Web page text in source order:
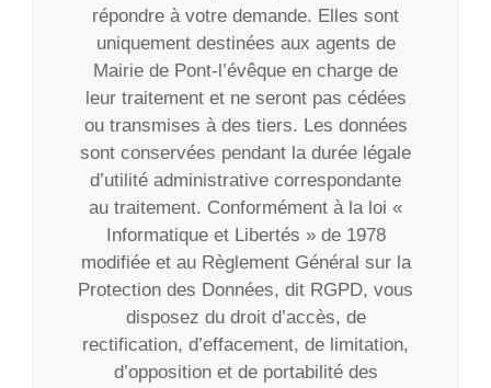
répondre à votre demande. Elles sont
uniquement destinées aux agents de
Mairie de Pont-l’évêque en charge de
leur traitement et ne seront pas cédées
ou transmises à des tiers. Les données
sont conservées pendant la durée légale
d’utilité administrative correspondante
au traitement. Conformément à la loi «
Informatique et Libertés » de 1978
modifiée et au Règlement Général sur la
Protection des Données, dit RGPD, vous
disposez du droit d’accès, de
rectification, d’effacement, de limitation,
d’opposition et de portabilité des